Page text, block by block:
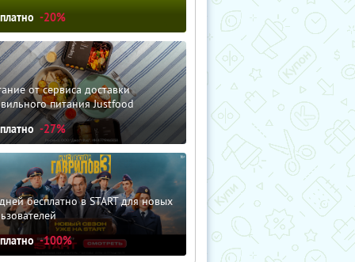
-20%
от сервиса доставки
питания Justfood
-27%
бесплатно в START для новых
-100%